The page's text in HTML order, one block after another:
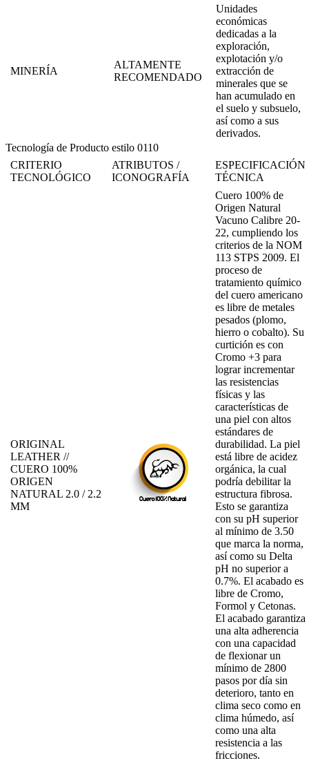
MINERÍA
ALTAMENTE
RECOMENDADO
Unidades
económicas
dedicadas a la
exploración,
explotación y/o
extracción de
minerales que se
han acumulado en
el suelo y subsuelo,
así como a sus
derivados.
Tecnología de Producto estilo 0110
CRITERIO
TECNOLÓGICO
ATRIBUTOS /
ICONOGRAFÍA
ESPECIFICACIÓN
TÉCNICA
ORIGINAL
LEATHER //
CUERO 100%
ORIGEN
NATURAL 2.0 / 2.2
MM
Cuero 100% de
Origen Natural
Vacuno Calibre 20-
22, cumpliendo los
criterios de la NOM
113 STPS 2009. El
proceso de
tratamiento químico
del cuero americano
es libre de metales
pesados (plomo,
hierro o cobalto). Su
curtición es con
Cromo +3 para
lograr incrementar
las resistencias
físicas y las
características de
una piel con altos
estándares de
durabilidad. La piel
está libre de acidez
orgánica, la cual
podría debilitar la
estructura fibrosa.
Esto se garantiza
con su pH superior
al mínimo de 3.50
que marca la norma,
así como su Delta
pH no superior a
0.7%. El acabado es
libre de Cromo,
Formol y Cetonas.
El acabado garantiza
una alta adherencia
con una capacidad
de flexionar un
mínimo de 2800
pasos por día sin
deterioro, tanto en
clima seco como en
clima húmedo, así
como una alta
resistencia a las
fricciones.